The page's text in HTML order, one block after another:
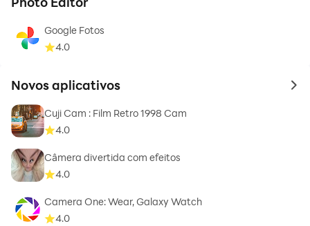
Google Fotos
4.0
Novos aplicativos to
Cuji Cam : Film Retro 1998 Cam
4.0
Câmera divertida com efeitos
4.0
Camera One: Wear, Galaxy Watch
4.0